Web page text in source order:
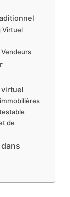
Virtuel
Vendeurs
virtuel
de